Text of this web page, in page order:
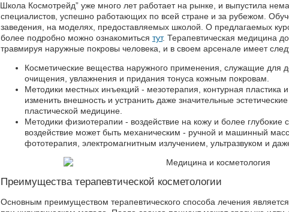
Школа Космотрейд” уже много лет работает на рынке, и выпустила
специалистов, успешно работающих по всей стране и за рубежом.
заведения, на моделях, предоставляемых школой. О предлагаемых
более подробно можно ознакомиться тут. Терапевтическая медицина
травмируя наружные покровы человека, и в своем арсенале имеет
Косметические вещества наружного применения, служащие для
очищения, увлажнения и придания тонуса кожным покровам.
Методики местных инъекций - мезотерапия, контурная пластика
изменить внешность и устранить даже значительные
пластической медицине.
Методики физиотерапии - воздействие на кожу и более глубокие
воздействие может быть механическим - ручной и машинный
фототерапия, электромагнитным излучением, ультразвуком и
Преимущества терапевтической косметологии
Основным преимуществом терапевтического способа лечения